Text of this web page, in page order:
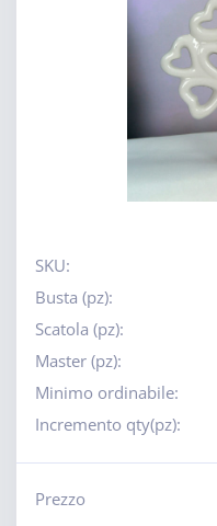
SKU:
Busta (pz):
Scatola (pz):
Master (pz):
Minimo ordinabile:
Incremento qty(pz):
Prezzo